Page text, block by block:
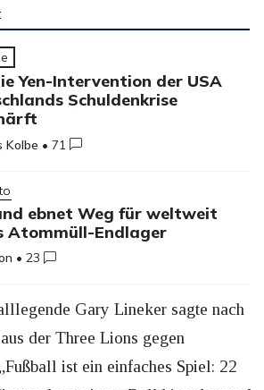
Yen-Intervention der USA
Schuldenkrise
Kolbe •71
ebnet Weg für weltweit
Atommüll-Endlager
•23
Gary Lineker sagte nach
der Three Lions gegen
ist ein einfaches Spiel: 22